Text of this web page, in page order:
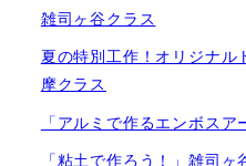
雑司ヶ谷クラス
夏の特別工作！オリジナル
摩クラス
「アルミで作るエンボス
「粘土で作ろう！」雑司ヶ